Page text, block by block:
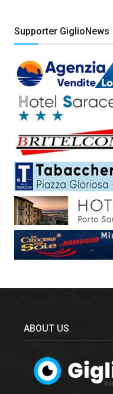
Supporter GiglioNews
ABOUT US